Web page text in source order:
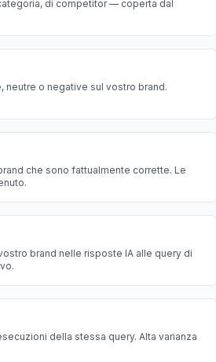
di competitor — coperta dal
o negative sul vostro brand.
che sono fattualmente corrette. Le
brand nelle risposte IA alle query di
della stessa query. Alta varianza